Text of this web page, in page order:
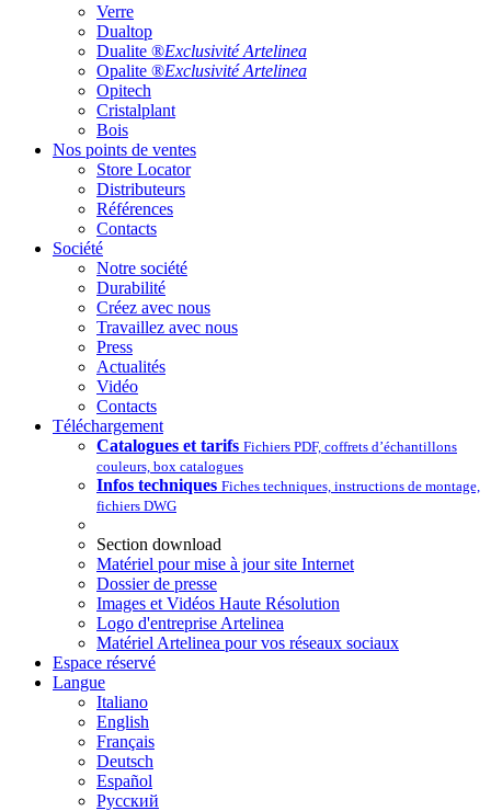
Verre
Dualtop
Dualite ®Exclusivité Artelinea
Opalite ®Exclusivité Artelinea
Opitech
Cristalplant
Bois
Nos points de ventes
Store Locator
Distributeurs
Références
Contacts
Société
Notre société
Durabilité
Créez avec nous
Travaillez avec nous
Press
Actualités
Vidéo
Contacts
Téléchargement
Catalogues et tarifs Fichiers PDF, coffrets d’échantillons
couleurs, box catalogues
Infos techniques Fiches techniques, instructions de montage,
fichiers DWG
Section download
Matériel pour mise à jour site Internet
Dossier de presse
Images et Vidéos Haute Résolution
Logo d'entreprise Artelinea
Matériel Artelinea pour vos réseaux sociaux
Espace réservé
Langue
Italiano
English
Français
Deutsch
Español
Pусский